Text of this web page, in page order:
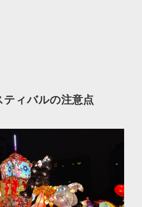
ィバルの注意点